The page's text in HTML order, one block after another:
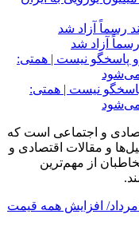
آزاد شد
نیست | همتی:
می‌شود
و اجتماعی است که
تحلیل‌ها و مقالات اقتصادی و
از مهم‌ترین